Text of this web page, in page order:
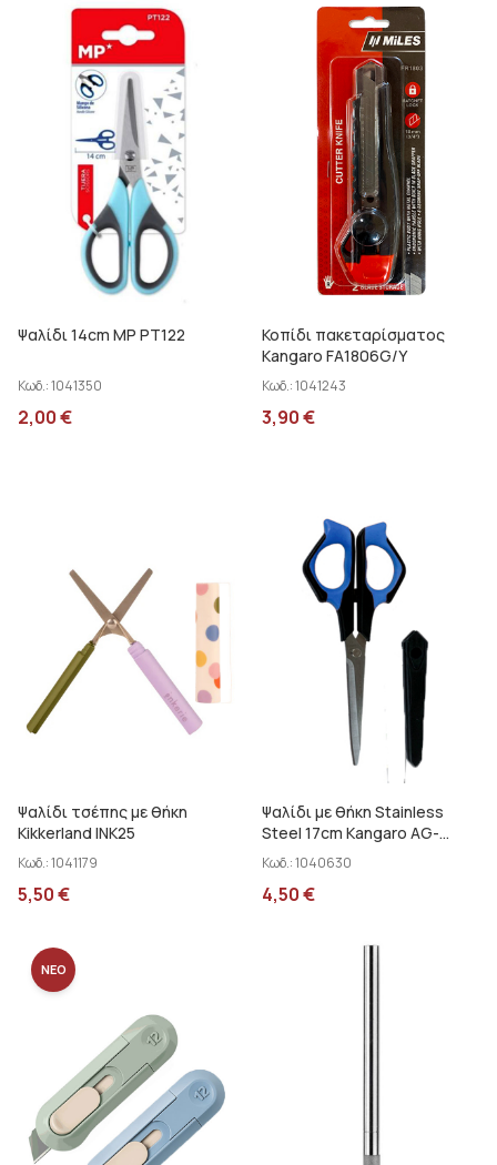
8,5 cm
9 cm
9 mm
9,2 cm
Ψαλίδι 14cm MP PT122
Κωδ.:1041350
2,00€
Κοπίδι πακεταρίσματος
Kangaro FA1806G/Y
Κωδ.:1041243
3,90€
Ψαλίδι τσέπης με θήκη
Kikkerland INK25
Κωδ.:1041179
5,50€
Ψαλίδι με θήκη Stainless
Steel 17cm Kangaro AG-
68C/Y
Κωδ.:1040630
4,50€
ΝΕΟ